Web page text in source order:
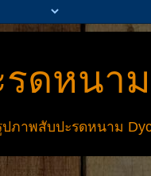
ดหนา
ภาพสับปะรดหนาม